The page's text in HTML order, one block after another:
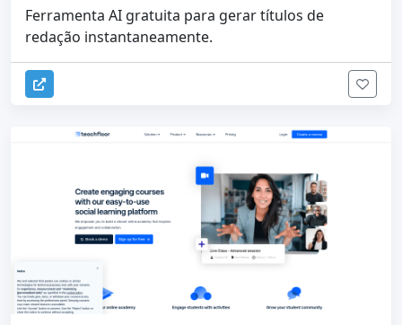
Ferramenta AI gratuita para gerar títulos de
redação instantaneamente.